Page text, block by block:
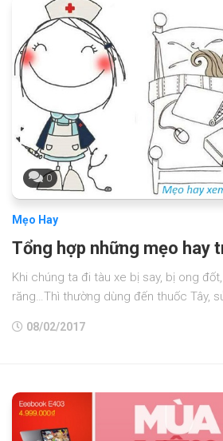
0
Mẹo Hay
Tổng hợp những mẹo hay
Khi chúng ta đi tàu xe bị say, bị ong
răng…Thì thường dùng đến thuốc Tây,
08/02/2017